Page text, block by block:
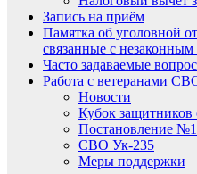
Запись на приём
Памятка об уголовной
связанные с
Часто задаваемые
Работа с ветеранами
Новости
Кубок защитников
Постановление
СВО Ук-235
Меры поддержки